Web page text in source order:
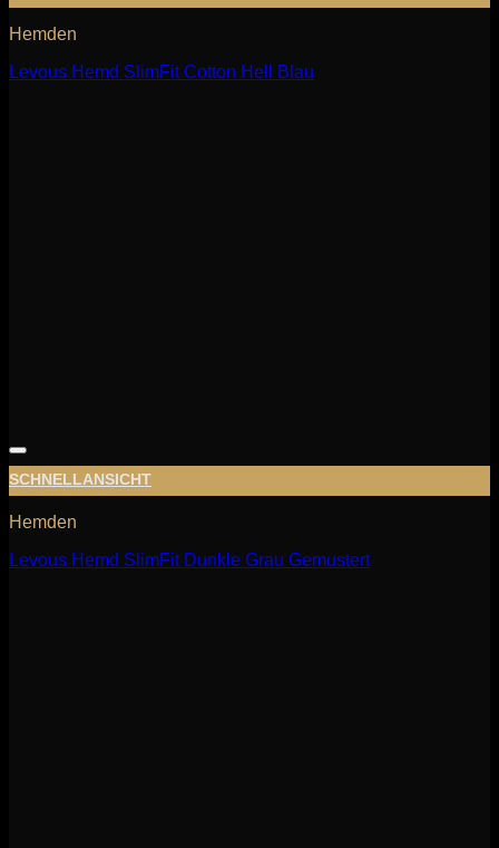
Hemden
Levous Hemd SlimFit Cotton Hell Blau
SCHNELLANSICHT
Hemden
Levous Hemd SlimFit Dunkle Grau Gemustert